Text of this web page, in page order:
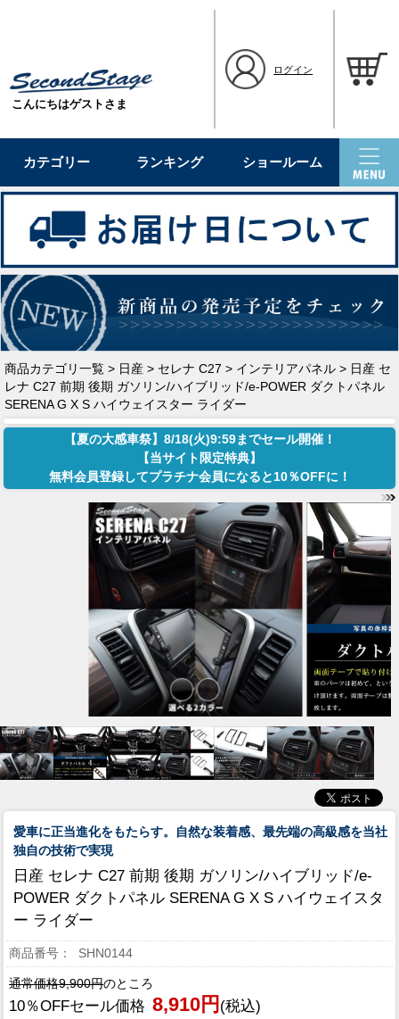
こんにちはゲストさま
ログイン
カテゴリー ランキング ショールーム
商品カテゴリ一覧 > 日産 > セレナ C27 > インテリアパネル > 日産 セ
レナ C27 前期 後期 ガソリン/ハイブリッド/e-POWER ダクトパネル
SERENA G X S ハイウェイスター ライダー
【夏の大感車祭】8/18(火)9:59までセール開催！
【当サイト限定特典】
無料会員登録してプラチナ会員になると10％OFFに！
愛車に正当進化をもたらす。自然な装着感、最先端の高級感を当社
独自の技術で実現
日産 セレナ C27 前期 後期 ガソリン/ハイブリッド/e-
POWER ダクトパネル SERENA G X S ハイウェイスタ
ー ライダー
SHN0144
通常価格9,900円のところ
10％OFFセール価格 8,910円 (税込)